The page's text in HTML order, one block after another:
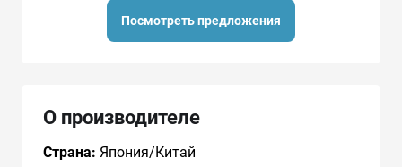
Посмотреть предложения
О производителе
Страна: Япония/Китай